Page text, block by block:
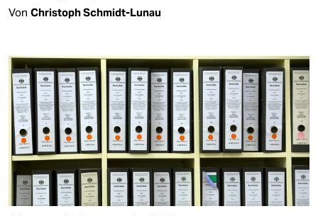
Von Christoph Schmidt-Lunau